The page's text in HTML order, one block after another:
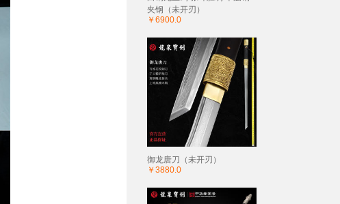
夹钢（未开刃）
￥6900.0
御龙唐刀（未开刃）
￥3880.0